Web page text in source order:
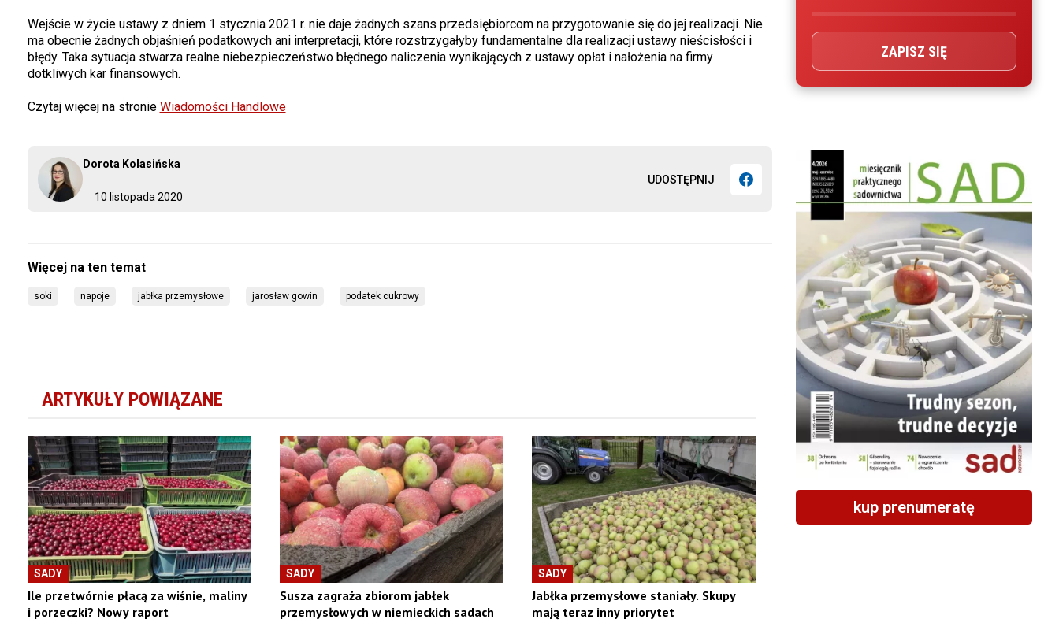
10 listopada 2020
Dorota Kolasińska
UDOSTĘPNIJ
Wejście w życie ustawy z dniem 1 stycznia 2021 r. nie daje żadnych szans przedsiębiorcom na przygotowanie się do jej realizacji. Nie
ma obecnie żadnych objaśnień podatkowych ani interpretacji, które rozstrzygałyby fundamentalne dla realizacji ustawy nieścisłości i
błędy. Taka sytuacja stwarza realne niebezpieczeństwo błędnego naliczenia wynikających z ustawy opłat i nałożenia na firmy
dotkliwych kar finansowych.
Czytaj więcej na stronie Wiadomości Handlowe
soki napoje jabłka przemysłowe jarosław gowin podatek cukrowy
ARTYKUŁY POWIĄZANE
SADY
Ile przetwórnie płacą za wiśnie, maliny
i porzeczki? Nowy raport
SADY
Susza zagraża zbiorom jabłek
przemysłowych w niemieckich sadach
SADY
Jabłka przemysłowe staniały. Skupy
mają teraz inny priorytet
ZAPISZ SIĘ
kup prenumeratę